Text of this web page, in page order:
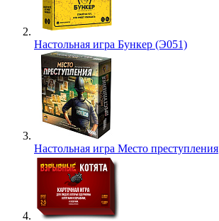
Настольная игра Бункер (Э051)
Настольная игра Место преступления